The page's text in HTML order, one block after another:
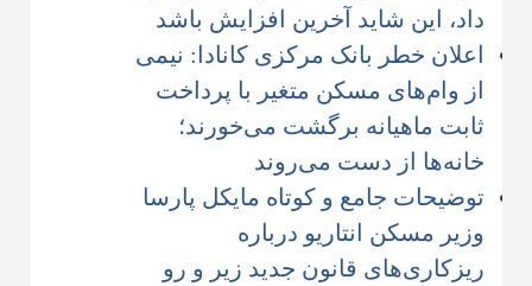
داد، این شاید آخرین افزایش باشد
اعلان خطر بانک مرکزی کانادا: نیمی
از وام‌های مسکن متغیر با پرداخت
ثابت ماهیانه برگشت می‌خورند؛
خانه‌ها از دست می‌روند
توضیحات جامع و کوتاه مایکل پارسا
وزیر مسکن انتاریو درباره
ریزکاری‌های قانون جدید زیر و رو